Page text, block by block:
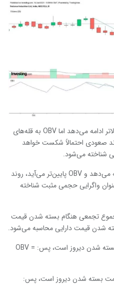
زمانی که قیمت همچنان به قله‌های بالاتر ادامه می‌دهد اما OBV به قله‌های
صعودی احتمالاً شکست خواهد
شناخته می‌شود.
هنگامی که قیمت به پایین آمدن ادامه می‌دهد و OBV پایین‌تر می‌آید، روند
واگرایی حجمی مثبت شناخته
تجمعی هنگام بسته شدن قیمت
شدن قیمت دارایی محاسبه می‌شود.
اگر قیمت بسته شدن امروز بزرگتر از بسته شدن دیروز است، پس: OBV =
بسته شدن دیروز است، پس: